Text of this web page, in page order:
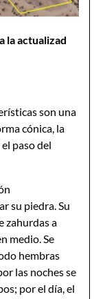
la actualizad
son una
cónica, la
paso del
su piedra. Su
zahurdas a
medio. Se
hembras
las noches se
por el día, el